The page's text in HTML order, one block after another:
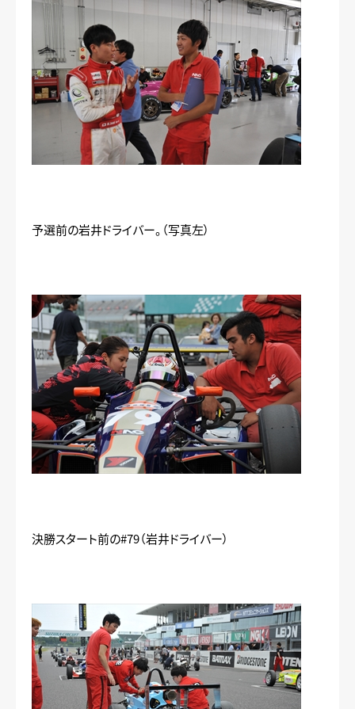
予選前の岩井ドライバー。（写真左）
決勝スタート前の#79（岩井ドライバー）